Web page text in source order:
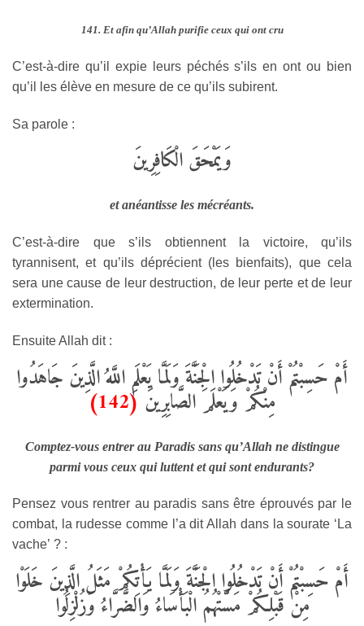
141. Et afin qu’Allah purifie ceux qui ont cru
C’est-à-dire qu’il expie leurs péchés s’ils en ont ou bien
qu’il les élève en mesure de ce qu’ils subirent.
Sa parole :
وَيَمْحَقَ الْكَافِرِينَ
et anéantisse les mécréants.
C’est-à-dire que s’ils obtiennent la victoire, qu’ils
tyrannisent, et qu’ils déprécient (les bienfaits), que cela
sera une cause de leur destruction, de leur perte et de leur
extermination.
Ensuite Allah dit :
أَمْ حَسِبْتُمْ أَنْ تَدْخُلُوا الْجَنَّةَ وَلَمَّا يَعْلَمِ اللَّهُ الَّذِينَ جَاهَدُوا
مِنْكُمْ وَيَعْلَمَ الصَّابِرِينَ (142)
Comptez-vous entrer au Paradis sans qu’Allah ne distingue
parmi vous ceux qui luttent et qui sont endurants?
Pensez vous rentrer au paradis sans être éprouvés par le
combat, la rudesse comme l’a dit Allah dans la sourate ‘La
vache’ ? :
أَمْ حَسِبْتُمْ أَنْ تَدْخُلُوا الْجَنَّةَ وَلَمَّا يَأْتِكُمْ مَثَلُ الَّذِينَ خَلَوْا
مِنْ قَبْلِكُمْ مَسَّتْهُمُ الْبَأْسَاءُ وَالضَّرَّاءُ وَزُلْزِلُوا